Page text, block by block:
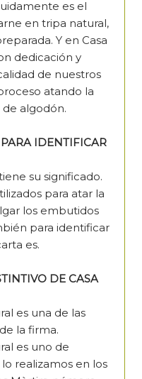
es el
en tripa natural,
Y en Casa
dedicación y
de nuestros
atando la
algodón.
IDENTIFICAR
su significado.
para atar la
los embutidos
para identificar
es.
DE CASA
es una de las
la firma.
es uno de
realizamos en los